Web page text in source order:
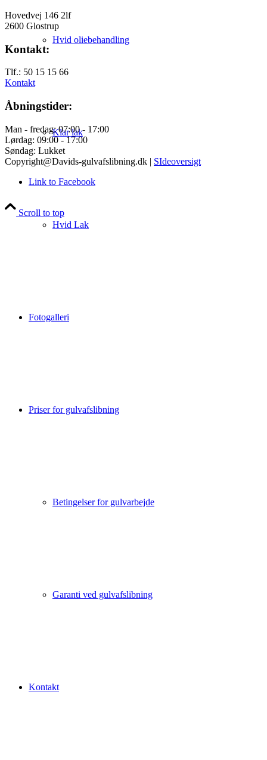
Hvid oliebehandling
Klar lak
Hvid Lak
Fotogalleri
Priser for gulvafslibning
Betingelser for gulvarbejde
Garanti ved gulvafslibning
Kontakt
Hovedvej 146 2lf
2600 Glostrup
Kontakt:
Tlf.: 50 15 15 66
Kontakt
Åbningstider:
Man - fredag: 07:00 - 17:00
Lørdag: 09:00 - 17:00
Søndag: Lukket
Copyright@Davids-gulvafslibning.dk | SIdeoversigt
Link to Facebook
Scroll to top